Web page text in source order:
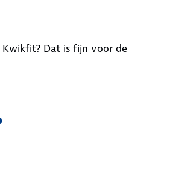
Kwikfit? Dat is fijn voor de